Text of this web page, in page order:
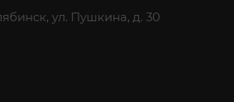
ул. Пушкина, д. 30